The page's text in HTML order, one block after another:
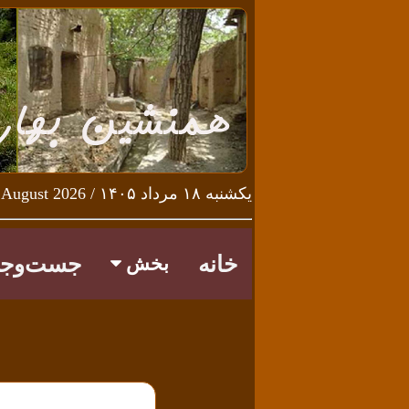
یکشنبه ۱۸ مرداد ۱۴۰۵ / Sunday 9th August 2026
خانه بخش